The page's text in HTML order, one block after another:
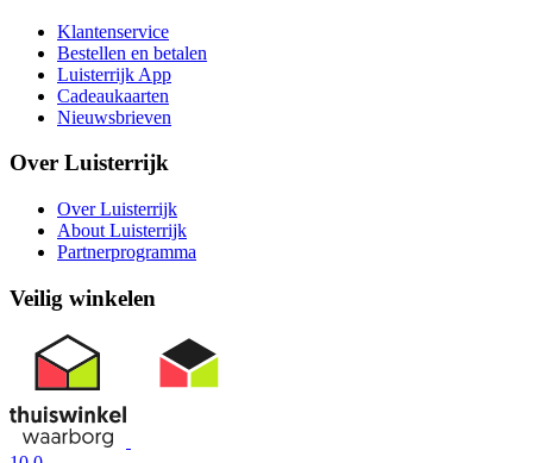
Klantenservice
Bestellen en betalen
Luisterrijk App
Cadeaukaarten
Nieuwsbrieven
Over Luisterrijk
Over Luisterrijk
About Luisterrijk
Partnerprogramma
Veilig winkelen